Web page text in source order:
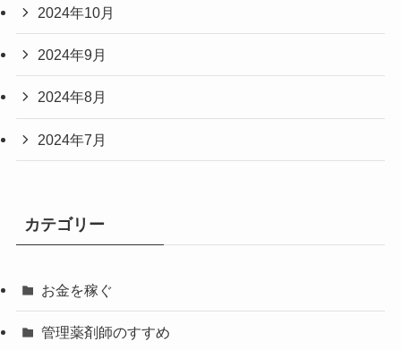
2024年10月
2024年9月
2024年8月
2024年7月
カテゴリー
お金を稼ぐ
管理薬剤師のすすめ